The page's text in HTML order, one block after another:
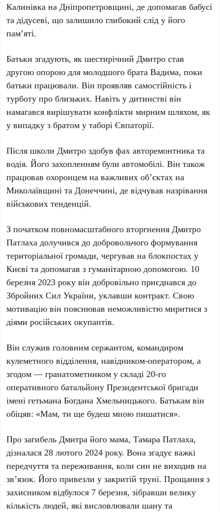
Калинівка на Дніпропетровщині, де допомагав бабусі
та дідусеві, що залишило глибокий слід у його
пам’яті.
Батьки згадують, як шестирічний Дмитро став
другою опорою для молодшого брата Вадима, поки
батьки працювали. Він проявляв самостійність і
турботу про близьких. Навіть у дитинстві він
намагався вирішувати конфлікти мирним шляхом, як
у випадку з братом у таборі Євпаторії.
Після школи Дмитро здобув фах авторемонтника та
водія. Його захопленням були автомобілі. Він також
працював охоронцем на важливих об’єктах на
Миколаївщині та Донеччині, де відчував назрівання
військових тенденцій.
З початком повномасштабного вторгнення Дмитро
Патлаха долучився до добровольчого формування
територіальної громади, чергував на блокпостах у
Києві та допомагав з гуманітарною допомогою. 10
березня 2023 року він добровільно приєднався до
Збройних Сил України, уклавши контракт. Свою
мотивацію він пояснював неможливістю миритися з
діями російських окупантів.
Він служив головним сержантом, командиром
кулеметного відділення, навідником-оператором, а
згодом — гранатометником у складі 20-го
оперативного батальйону Президентської бригади
імені гетьмана Богдана Хмельницького. Батькам він
обіцяв: «Мам, ти ще будеш мною пишатися».
Про загибель Дмитра його мама, Тамара Патлаха,
дізналася28 лютого 2024 року. Вона згадує важкі
передчуття та переживання, коли син не виходив на
зв’язок. Його привезли у закритій труні. Прощання з
захисником відбулося 7 березня, зібравши велику
кількість людей, які висловлювали шану та